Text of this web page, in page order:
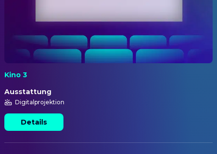
Kino 3
Ausstattung
Digitalprojektion
Details